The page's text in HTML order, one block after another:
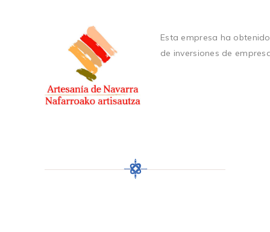
Esta empresa ha
de inversiones de